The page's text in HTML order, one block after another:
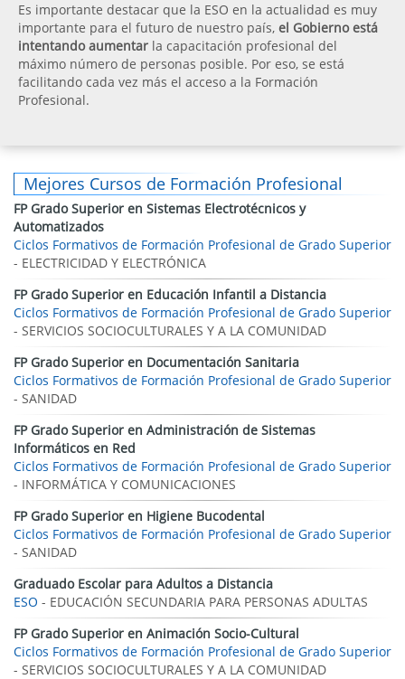
Es importante destacar que la ESO en la actualidad es muy
importante para el futuro de nuestro país, el Gobierno está
intentando aumentar la capacitación profesional del
máximo número de personas posible. Por eso, se está
facilitando cada vez más el acceso a la Formación
Profesional.
Mejores Cursos de Formación Profesional
FP Grado Superior en Sistemas Electrotécnicos y
Automatizados
Ciclos Formativos de Formación Profesional de Grado Superior
- ELECTRICIDAD Y ELECTRÓNICA
FP Grado Superior en Educación Infantil a Distancia
Ciclos Formativos de Formación Profesional de Grado Superior
- SERVICIOS SOCIOCULTURALES Y A LA COMUNIDAD
FP Grado Superior en Documentación Sanitaria
Ciclos Formativos de Formación Profesional de Grado Superior
- SANIDAD
FP Grado Superior en Administración de Sistemas
Informáticos en Red
Ciclos Formativos de Formación Profesional de Grado Superior
- INFORMÁTICA Y COMUNICACIONES
FP Grado Superior en Higiene Bucodental
Ciclos Formativos de Formación Profesional de Grado Superior
- SANIDAD
Graduado Escolar para Adultos a Distancia
ESO - EDUCACIÓN SECUNDARIA PARA PERSONAS ADULTAS
FP Grado Superior en Animación Socio-Cultural
Ciclos Formativos de Formación Profesional de Grado Superior
- SERVICIOS SOCIOCULTURALES Y A LA COMUNIDAD